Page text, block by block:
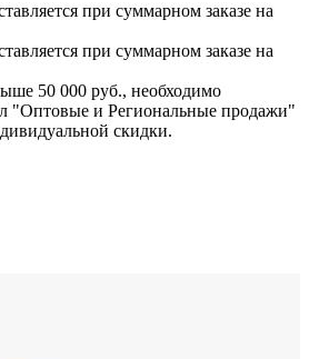
при суммарном заказе на
при суммарном заказе на
50 000 руб., необходимо
"Оптовые и Региональные продажи"
скидки.